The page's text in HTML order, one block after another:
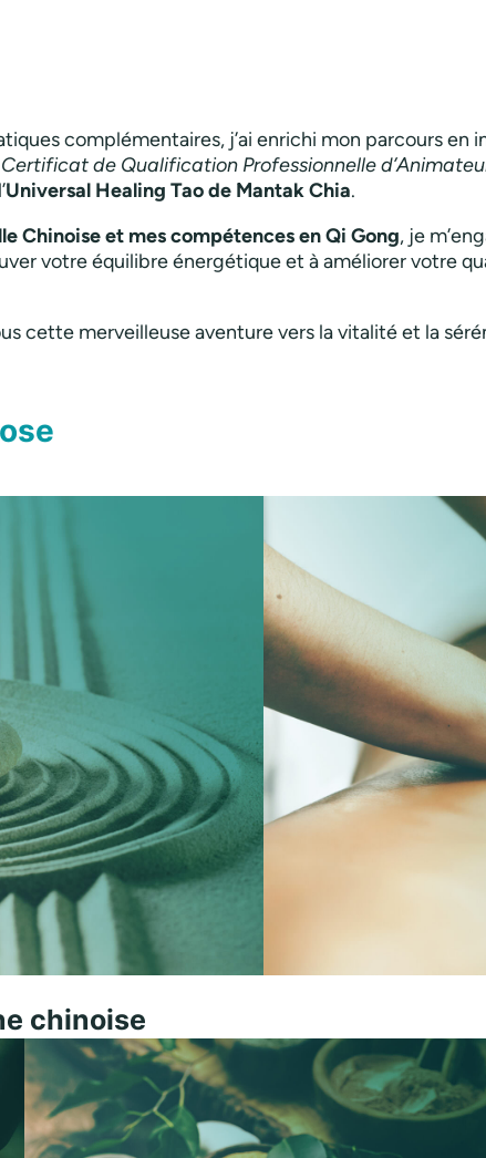
complémentaires, j’ai enrichi mon parcours en
Certificat de Qualification Professionnelle
Universal Healing Tao de Mantak Chia.
Chinoise et mes compétences en Qi Gong, je
votre équilibre énergétique et à améliorer votre
cette merveilleuse aventure vers la vitalité et la
chinoise